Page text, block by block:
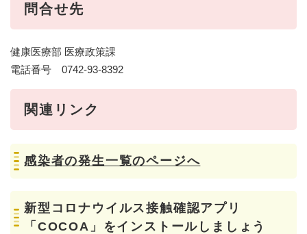
問合せ先
健康医療部 医療政策課
電話番号 0742-93-8392
関連リンク
感染者の発生一覧のページへ
新型コロナウイルス接触確認アプリ
「COCOA」をインストールしましょう